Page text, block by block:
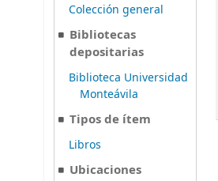
Colección general
Bibliotecas
depositarias
Biblioteca Universidad
Monteávila
Tipos de ítem
Libros
Ubicaciones